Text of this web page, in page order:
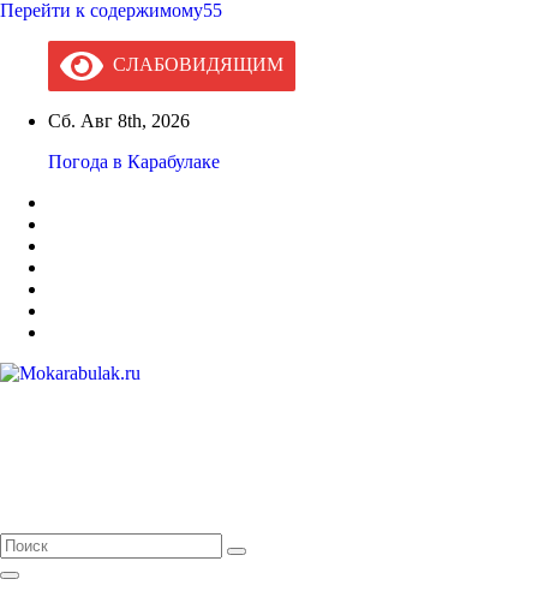
Перейти к содержимому55
СЛАБОВИДЯЩИМ
Сб. Авг 8th, 2026
Погода в Карабулаке